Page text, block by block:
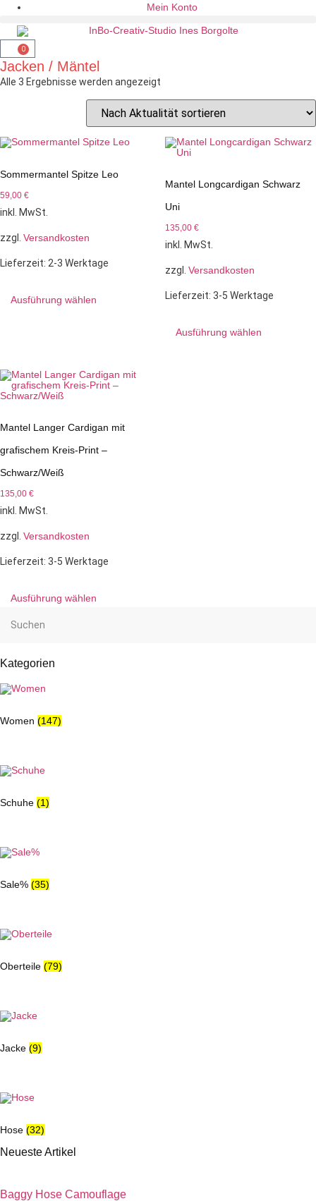
Mein Konto
0
Jacken / Mäntel
Alle 3 Ergebnisse werden angezeigt
Sommermantel Spitze Leo
59,00 €
inkl. MwSt.
zzgl. Versandkosten
Lieferzeit: 2-3 Werktage
Ausführung wählen
Mantel Longcardigan Schwarz
Uni
135,00 €
inkl. MwSt.
zzgl. Versandkosten
Lieferzeit: 3-5 Werktage
Ausführung wählen
Mantel Langer Cardigan mit
grafischem Kreis-Print –
Schwarz/Weiß
135,00 €
inkl. MwSt.
zzgl. Versandkosten
Lieferzeit: 3-5 Werktage
Ausführung wählen
Kategorien
Women (147)
Schuhe (1)
Sale% (35)
Oberteile (79)
Jacke (9)
Hose (32)
Neueste Artikel
Baggy Hose Camouflage